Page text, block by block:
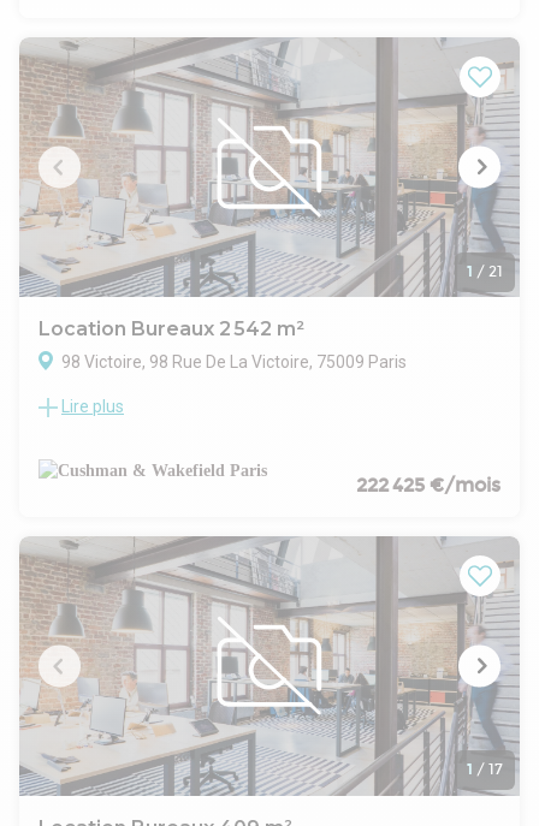
extérieurs, incluant terrasses et rooftop avec vue
panoramique à 360°, ainsi que 285 m² d'espaces plantés
pour un cadre de travail inspirant.
Les prestations incluent un Business Center, un espace de
coworking, une zone de restauration et un espace
wellness/sport, complétés par un auditorium de 117 places.
L'immeuble, conforme aux normes environnementales et
bien-être, est climatisé et utilise la géothermie, répondant au
Décret tertiaire 2040. Certifié BREEAM Niveau EXCELLENT,
WELL niveau GOLD et Wiredscore niveau GOLD, cet espace
est une adresse de choix pour les entreprises visionnaires.
1 / 21
Location Bureaux 2 542 m²
98 Victoire, 98 Rue De La Victoire, 75009 Paris
Le 98 Victoire allie l'élégance de son architecture à la qualité
végétalisé, espaces de convivialité, plateaux de bureaux
généreux et modulables, jardins et toitures terrasses comme
Le projet de restructuration et d'extension
du 98 Victoire s'inscrit dans une démarche
raisonnée de conservation, de valorisation et de réversibilité
du bâti et de ses usages.
L'intervention se fait majoritairement dans
l'existant, et la complète d'une extension pour y intégrer un
programme de bureaux qui offre des espaces de convivialité
et des espaces extérieurs qualitatifs.
Cet immeuble de bureaux se situe à proximité immédiate
des transports en communs :
4 minutes à pieds des Métros 3 et 9.
5 minutes à pieds de la Gare Saint Lazare .
Lire plus
222 425 €/mois
1 / 17